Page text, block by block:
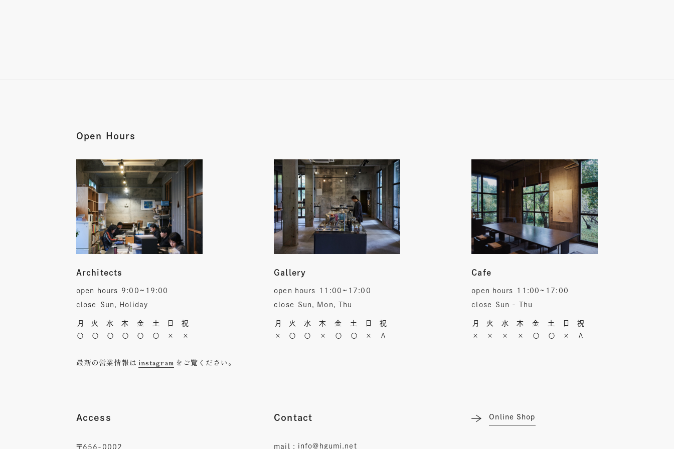
Open Hours
Architects
open hours
9:00~19:00
close
Sun, Holiday
月 火 水 木 金 土 日
祝
〇
〇 〇 〇 〇 〇 × ×
Gallery
open hours
11:00~17:00
close
Sun, Mon, Thu
月 火 水 木 金 土 日
祝
×
〇 〇 × 〇 〇 × Δ
Cafe
open hours
11:00~17:00
close
Sun - Thu
月 火 水 木 金 土 日
祝
×
× × × 〇 〇 × Δ
最新の営業情報は instagram をご覧ください。
Access
〒656-0002
Contact
mail : info@hgumi.net
Online Shop